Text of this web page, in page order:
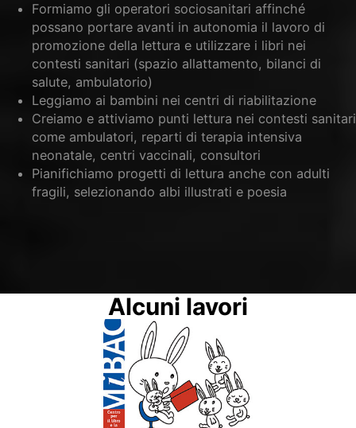
Formiamo gli operatori sociosanitari affinché
possano portare avanti in autonomia il lavoro di
promozione della lettura e utilizzare i libri nei
contesti sanitari (spazio allattamento, bilanci di
salute, ambulatorio)
Leggiamo ai bambini nei centri di riabilitazione
Creiamo e attiviamo punti lettura nei contesti sanitari
come ambulatori, reparti di terapia intensiva
neonatale, centri vaccinali, consultori
Pianifichiamo progetti di lettura anche con adulti
fragili, selezionando albi illustrati e poesia
Alcuni lavori